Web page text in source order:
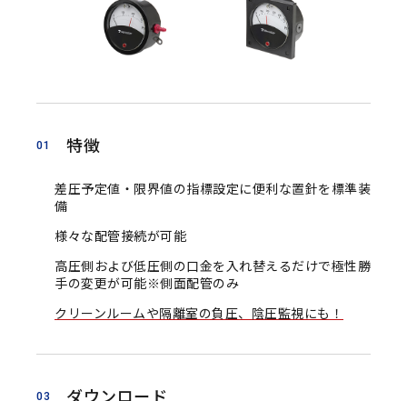
01 特徴
差圧予定値・限界値の指標設定に便利な置針を標準装
備
様々な配管接続が可能
高圧側および低圧側の口金を入れ替えるだけで極性勝
手の変更が可能※側面配管のみ
クリーンルームや隔離室の負圧、陰圧監視にも！
03 ダウンロード